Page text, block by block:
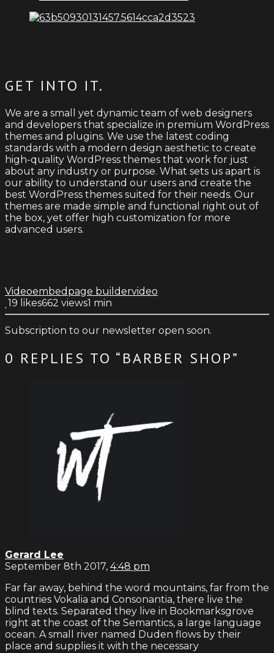
GET INTO IT.
We are a small yet dynamic team of web designers
and developers that specialize in premium WordPress
themes and plugins. We use the latest coding
standards with a modern design aesthetic to create
high-quality WordPress themes that work for just
about any industry or purpose. What sets us apart is
our ability to understand our users and create the
best WordPress themes suited for their needs. Our
themes are made simple and functional right out of
the box, yet offer high customization for more
advanced users.
Videoembed page buildervideo
19 likes662 views1 min
Subscription to our newsletter open soon.
0 REPLIES TO “BARBER SHOP”
Gerard Lee
September 8th 2017, 4:48 pm
Far far away, behind the word mountains, far from the
countries Vokalia and Consonantia, there live the
blind texts. Separated they live in Bookmarksgrove
right at the coast of the Semantics, a large language
ocean. A small river named Duden flows by their
place and supplies it with the necessary